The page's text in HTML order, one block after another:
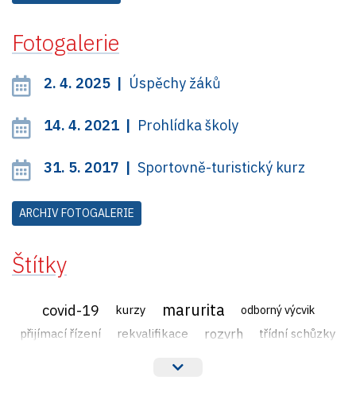
Fotogalerie
2. 4. 2025 | Úspěchy žáků
14. 4. 2021 | Prohlídka školy
31. 5. 2017 | Sportovně-turistický kurz
ARCHIV FOTOGALERIE
Štítky
covid-19 kurzy marurita odborný výcvik
přijímací řízení rekvalifikace rozvrh třídní schůzky